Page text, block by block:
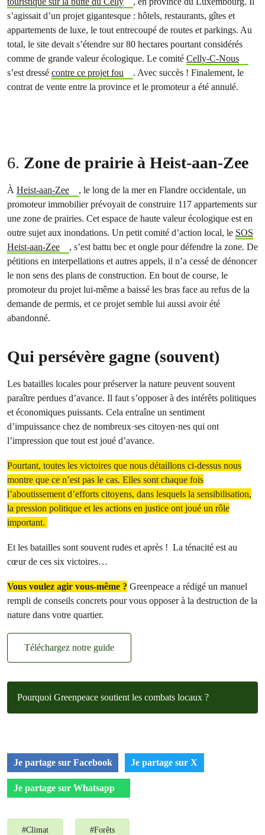
s’agissait d’un projet gigantesque : hôtels, restaurants, gîtes et
appartements de luxe, le tout entrecoupé de routes et parkings. Au
total, le site devait s’étendre sur 80 hectares pourtant considérés
comme de grande valeur écologique. Le comité Celly-C-Nous
s’est dressé contre ce projet fou
. Avec succès ! Finalement, le
contrat de vente entre la province et le promoteur a été annulé.
6. Zone de prairie à Heist-aan-Zee
À Heist-aan-Zee
, le long de la mer en Flandre occidentale, un
promoteur immobilier prévoyait de construire 117 appartements sur
une zone de prairies. Cet espace de haute valeur écologique est en
outre sujet aux inondations. Un petit comité d’action local, le SOS
Heist-aan-Zee
, s’est battu bec et ongle pour défendre la zone. De
pétitions en interpellations et autres appels, il n’a cessé de dénoncer
le non sens des plans de construction. En bout de course, le
promoteur du projet lui-même a baissé les bras face au refus de la
demande de permis, et ce projet semble lui aussi avoir été
abandonné.
Qui persévère gagne (souvent)
Les batailles locales pour préserver la nature peuvent souvent
paraître perdues d’avance. Il faut s’opposer à des intérêts politiques
et économiques puissants. Cela entraîne un sentiment
d’impuissance chez de nombreux·ses citoyen·nes qui ont
l’impression que tout est joué d’avance.
Pourtant, toutes les victoires que nous détaillons ci-dessus nous
montre que ce n’est pas le cas. Elles sont chaque fois
l’aboutissement d’efforts citoyens, dans lesquels la sensibilisation,
la pression politique et les actions en justice ont joué un rôle
important.
Et les batailles sont souvent rudes et après ! La ténacité est au
cœur de ces six victoires…
Vous voulez agir vous-même ? Greenpeace a rédigé un manuel
rempli de conseils concrets pour vous opposer à la destruction de la
nature dans votre quartier.
Téléchargez notre guide
Pourquoi Greenpeace soutient les combats locaux ?
Je partage sur Facebook Je partage sur X
Je partage sur Whatsapp
#Climat #Forêts